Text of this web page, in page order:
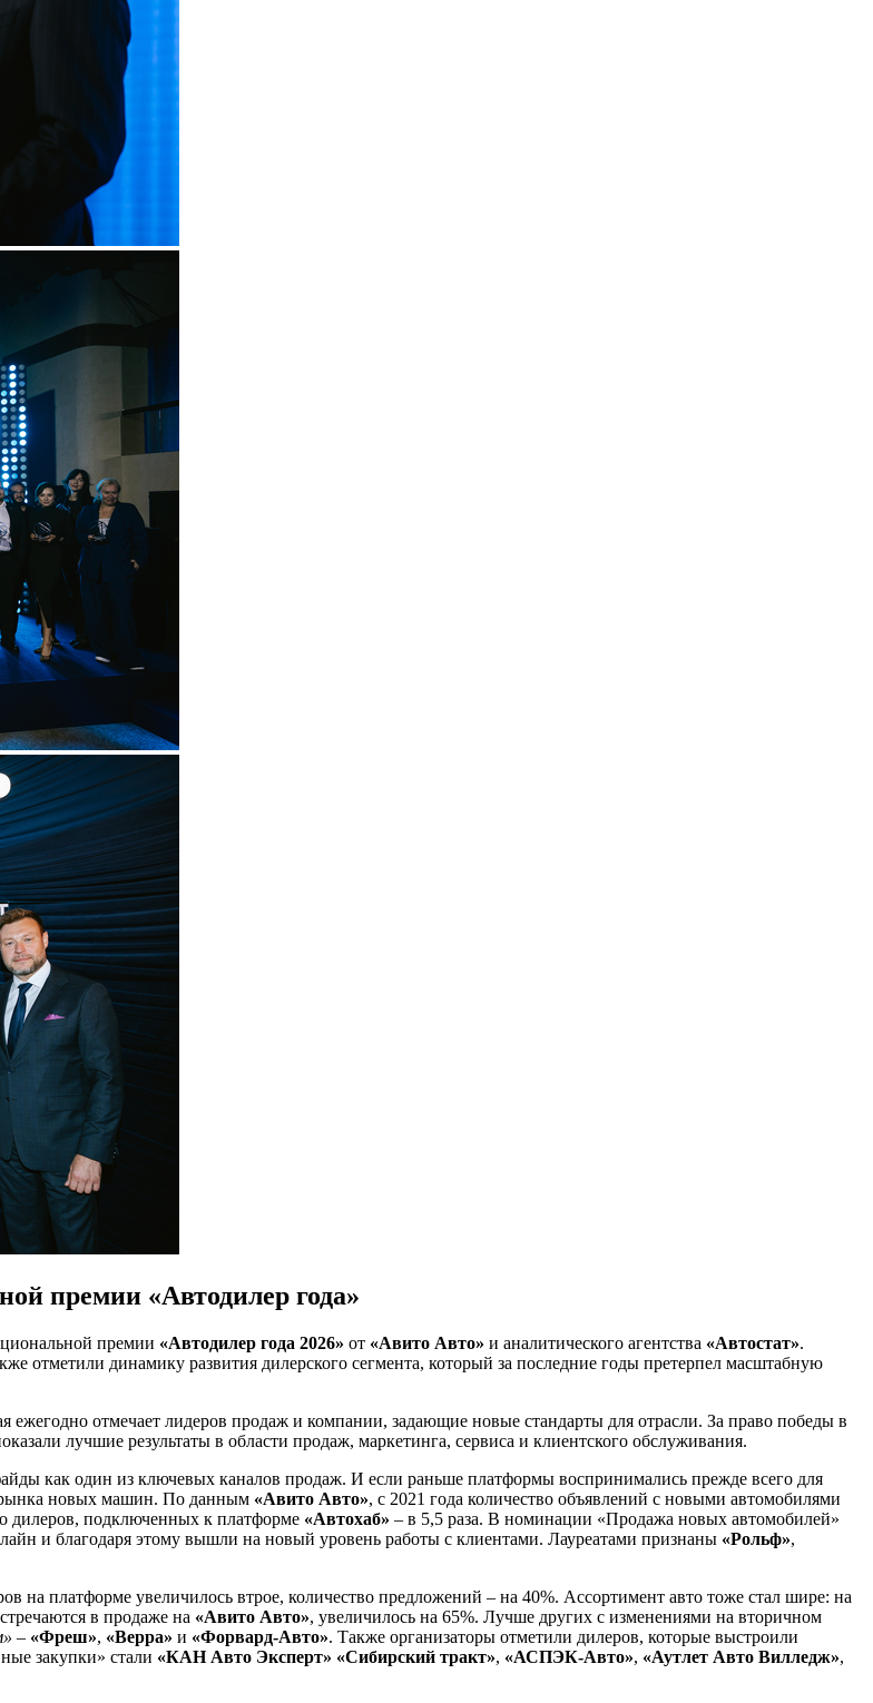
премии «Автодилер года»
премии «Автодилер года 2026» от «Авито Авто» и аналитического агентства «Автостат».
отметили динамику развития дилерского сегмента, который за последние годы претерпел масштабную
ежегодно отмечает лидеров продаж и компании, задающие новые стандарты для отрасли. За право победы в
лучшие результаты в области продаж, маркетинга, сервиса и клиентского обслуживания.
как один из ключевых каналов продаж. И если раньше платформы воспринимались прежде всего для
рынка новых машин. По данным «Авито Авто», с 2021 года количество объявлений с новыми автомобилями
дилеров, подключенных к платформе «Автохаб» – в 5,5 раза. В номинации «Продажа новых автомобилей»
и благодаря этому вышли на новый уровень работы с клиентами. Лауреатами признаны «Рольф»,
на платформе увеличилось втрое, количество предложений – на 40%. Ассортимент авто тоже стал шире: на
в продаже на «Авито Авто», увеличилось на 65%. Лучше других с изменениями на вторичном
– «Фреш», «Верра» и «Форвард-Авто». Также организаторы отметили дилеров, которые выстроили
закупки» стали «КАН Авто Эксперт» «Сибирский тракт», «АСПЭК-Авто», «Аутлет Авто Вилледж»,